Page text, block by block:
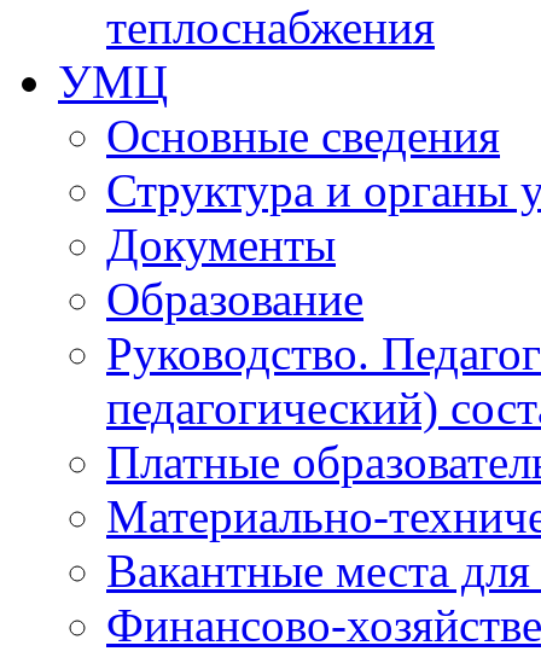
теплоснабжения
УМЦ
Основные сведения
Структура и органы
Документы
Образование
Руководство.
педагогический)
Платные
Материально-
Вакантные места
Финансово-